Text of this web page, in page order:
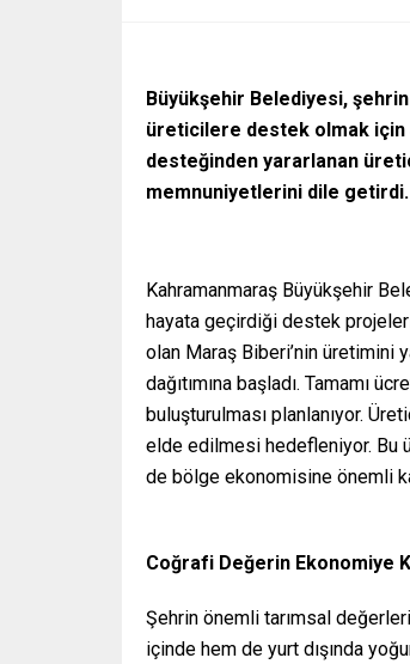
Büyükşehir Belediyesi,
üreticilere destek olmak için
desteğinden yararlanan
memnuniyetlerini dile getirdi.
Kahramanmaraş Büyükşehir
hayata geçirdiği destek
olan Maraş Biberi’nin üretimini
dağıtımına başladı. Tamamı
buluşturulması planlanıyor.
elde edilmesi hedefleniyor. Bu
de bölge ekonomisine önemli
Coğrafi Değerin Ekonomiye
Şehrin önemli tarımsal
içinde hem de yurt dışında